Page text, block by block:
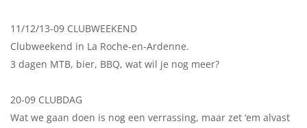
11/12/13-09 CLUBWEEKEND
Clubweekend in La Roche-en-Ardenne.
3 dagen MTB, bier, BBQ, wat wil je nog meer?
20-09 CLUBDAG
Wat we gaan doen is nog een verrassing, maar zet ‘em alvast